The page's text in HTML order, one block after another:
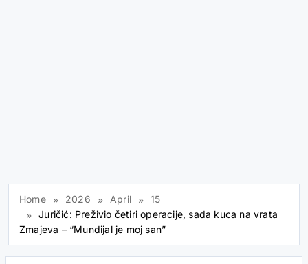
Home 2026 April
15
Juričić: Preživio četiri operacije, sada kuca na vrata
Zmajeva – “Mundijal je moj san”